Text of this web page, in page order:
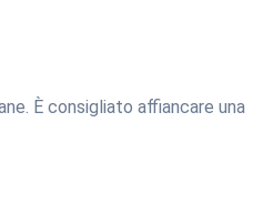
È consigliato affiancare una